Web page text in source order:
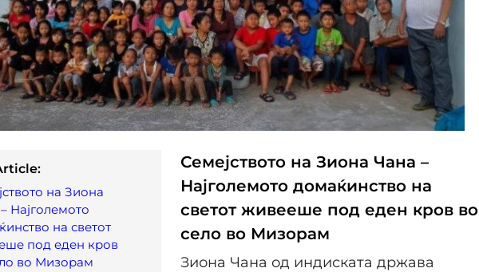
на Зиона
Најголемото
на светот
под еден кров
во Мизорам
Семејството на Зиона Чана –
Најголемото домаќинство на
светот живееше под еден кров во
село во Мизорам
Зиона Чана од индиската држава